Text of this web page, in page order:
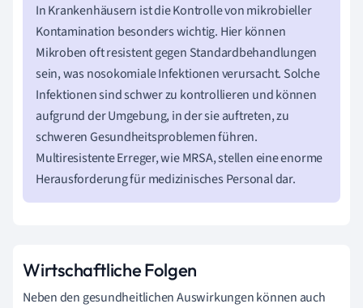
In Krankenhäusern ist die Kontrolle von mikrobieller
Kontamination besonders wichtig. Hier können
Mikroben oft resistent gegen Standardbehandlungen
sein, was nosokomiale Infektionen verursacht. Solche
Infektionen sind schwer zu kontrollieren und können
aufgrund der Umgebung, in der sie auftreten, zu
schweren Gesundheitsproblemen führen.
Multiresistente Erreger, wie MRSA, stellen eine enorme
Herausforderung für medizinisches Personal dar.
Wirtschaftliche Folgen
Neben den gesundheitlichen Auswirkungen können auch